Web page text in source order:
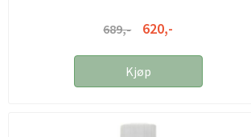
689,- 620,-
Kjøp